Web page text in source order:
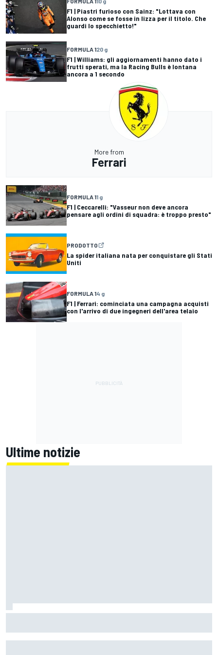
F1 | Piastri furioso con Sainz: "Lottava con
Alonso come se fosse in lizza per il titolo. Che
guardi lo specchietto!"
FORMULA 120 g
F1 | Williams: gli aggiornamenti hanno dato i
frutti sperati, ma la Racing Bulls è lontana
ancora a 1 secondo
More from
Ferrari
FORMULA 11 g
F1 | Ceccarelli: "Vasseur non deve ancora
pensare agli ordini di squadra: è troppo presto"
PRODOTTO
La spider italiana nata per conquistare gli Stati
Uniti
FORMULA 14 g
F1 | Ferrari: cominciata una campagna acquisti
con l'arrivo di due ingegneri dell'area telaio
Ultime notizie